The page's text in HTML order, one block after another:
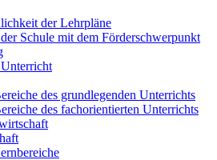
der Lehrpläne
Schule mit dem Förderschwerpunkt
des grundlegenden Unterrichts
des fachorientierten Unterrichts